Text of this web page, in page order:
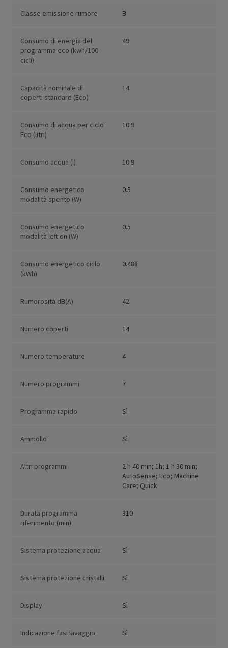
Classe emissione rumore B
Consumo di energia del
programma eco (kwh/100
cicli)
49
Capacità nominale di
coperti standard (Eco)
14
Consumo di acqua per ciclo
Eco (litri)
10.9
Consumo acqua (l) 10.9
Consumo energetico
modalità spento (W)
0.5
Consumo energetico
modalità left on (W)
0.5
Consumo energetico ciclo
(kWh)
0.488
Rumorosità dB(A) 42
Numero coperti 14
Numero temperature 4
Numero programmi 7
Programma rapido Sì
Ammollo Sì
Altri programmi
2 h 40 min; 1h; 1 h 30 min;
AutoSense; Eco; Machine
Care; Quick
Durata programma
riferimento (min)
310
Sistema protezione acqua Sì
Sistema protezione cristalli Sì
Display Sì
Indicazione fasi lavaggio Sì